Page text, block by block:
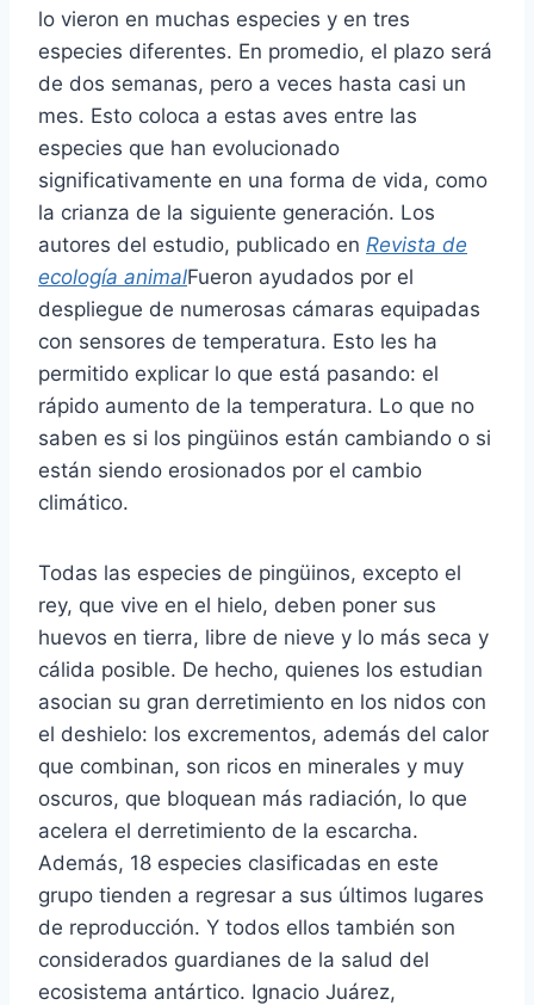
lo vieron en muchas especies y en tres
especies diferentes. En promedio, el plazo será
de dos semanas, pero a veces hasta casi un
mes. Esto coloca a estas aves entre las
especies que han evolucionado
significativamente en una forma de vida, como
la crianza de la siguiente generación. Los
autores del estudio, publicado en Revista de
ecología animalFueron ayudados por el
despliegue de numerosas cámaras equipadas
con sensores de temperatura. Esto les ha
permitido explicar lo que está pasando: el
rápido aumento de la temperatura. Lo que no
saben es si los pingüinos están cambiando o si
están siendo erosionados por el cambio
climático.
Todas las especies de pingüinos, excepto el
rey, que vive en el hielo, deben poner sus
huevos en tierra, libre de nieve y lo más seca y
cálida posible. De hecho, quienes los estudian
asocian su gran derretimiento en los nidos con
el deshielo: los excrementos, además del calor
que combinan, son ricos en minerales y muy
oscuros, que bloquean más radiación, lo que
acelera el derretimiento de la escarcha.
Además, 18 especies clasificadas en este
grupo tienden a regresar a sus últimos lugares
de reproducción. Y todos ellos también son
considerados guardianes de la salud del
ecosistema antártico. Ignacio Juárez,